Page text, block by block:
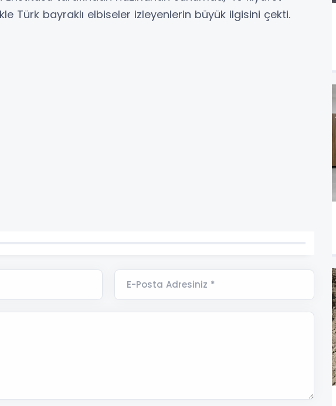
Türk bayraklı elbiseler izleyenlerin büyük ilgisini çekti.
E-Posta Adresiniz *